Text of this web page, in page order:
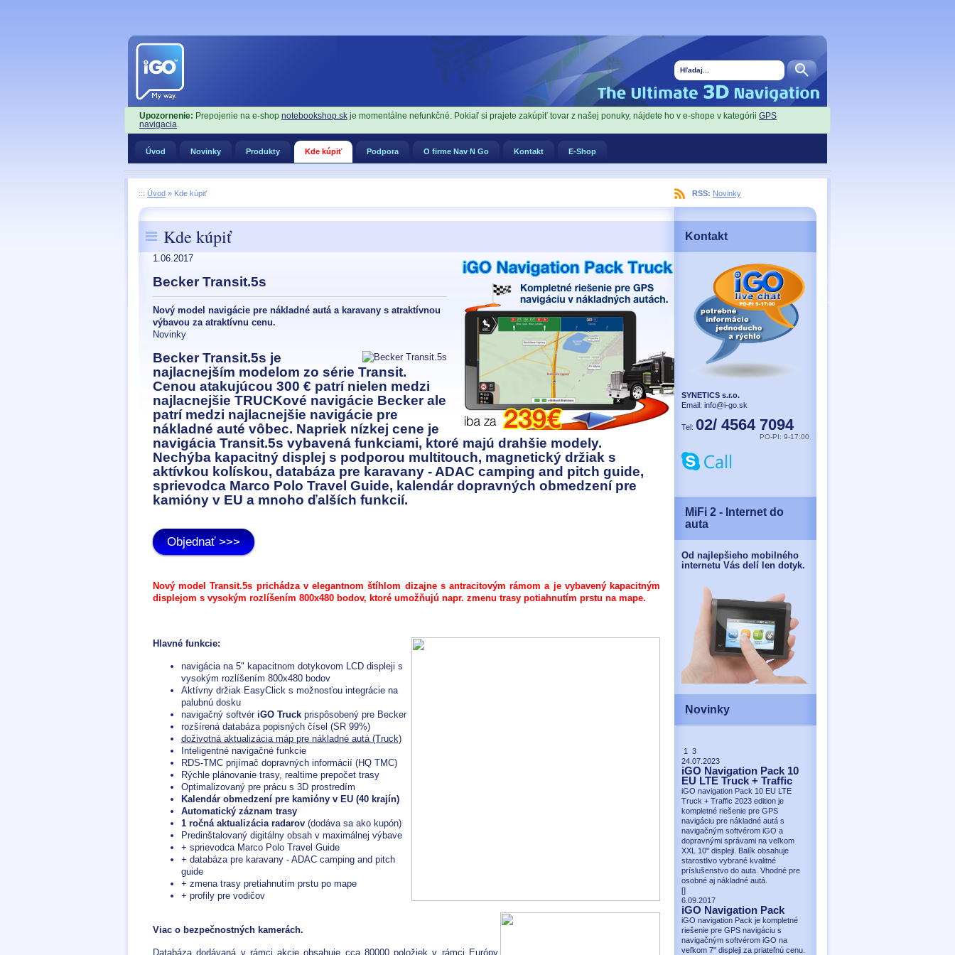
Upozornenie: Prepojenie na e-shop notebookshop.sk je momentálne nefunkčné. Pokiaľ si prajete zakúpiť tovar z našej ponuky, nájdete ho v e-shope v kategórii GPS
navigacia.
Úvod Novinky Produkty Kde kúpiť Podpora O firme Nav N Go Kontakt E-Shop
RSS: Novinky
::: Úvod » Kde kúpiť
Kde kúpiť
1.06.2017
Becker Transit.5s
Nový model navigácie pre nákladné autá a karavany s atraktívnou
výbavou za atraktívnu cenu.
Novinky
Becker Transit.5s je
najlacnejším modelom zo série Transit.
Cenou atakujúcou 300 € patrí nielen medzi
najlacnejšie TRUCKové navigácie Becker ale
patrí medzi najlacnejšie navigácie pre
nákladné auté vôbec. Napriek nízkej cene je
navigácia Transit.5s vybavená funkciami, ktoré majú drahšie modely.
Nechýba kapacitný displej s podporou multitouch, magnetický držiak s
aktívkou kolískou, databáza pre karavany - ADAC camping and pitch guide,
sprievodca Marco Polo Travel Guide, kalendár dopravných obmedzení pre
kamióny v EU a mnoho ďalších funkcií.
Objednať >>>
Nový model Transit.5s prichádza v elegantnom štíhlom dizajne s antracitovým rámom a je vybavený kapacitným
displejom s vysokým rozlíšením 800x480 bodov, ktoré umožňujú napr. zmenu trasy potiahnutím prstu na mape.
Hlavné funkcie:
navigácia na 5" kapacitnom dotykovom LCD displeji s
vysokým rozlíšením 800x480 bodov
Aktívny držiak EasyClick s možnosťou integrácie na
palubnú dosku
navigačný softvér iGO Truck prispôsobený pre Becker
rozšírená databáza popisných čísel (SR 99%)
doživotná aktualizácia máp pre nákladné autá (Truck)
Inteligentné navigačné funkcie
RDS-TMC prijímač dopravných informácií (HQ TMC)
Rýchle plánovanie trasy, realtime prepočet trasy
Optimalizovaný pre prácu s 3D prostredím
Kalendár obmedzení pre kamióny v EU (40 krajín)
Automatický záznam trasy
1 ročná aktualizácia radarov (dodáva sa ako kupón)
Predinštalovaný digitálny obsah v maximálnej výbave
+ sprievodca Marco Polo Travel Guide
+ databáza pre karavany - ADAC camping and pitch
guide
+ zmena trasy pretiahnutím prstu po mape
+ profily pre vodičov
Viac o bezpečnostných kamerách.
Databáza dodávaná v rámci akcie obsahuje cca 80000 položiek v rámci Európy.
Kontakt
SYNETICS s.r.o.
Email: info@i-go.sk
Tel: 02/ 4564 7094
PO-PI: 9-17:00
MiFi 2 - Internet do
auta
Od najlepšieho mobilného
internetu Vás delí len dotyk.
Novinky
1 3
24.07.2023
iGO Navigation Pack 10
EU LTE Truck + Traffic
iGO navigation Pack 10 EU LTE
Truck + Traffic 2023 edition je
kompletné riešenie pre GPS
navigáciu pre nákladné autá s
navigačným softvérom iGO a
dopravnými správami na veľkom
XXL 10" displeji. Balík obsahuje
starostlivo vybrané kvalitné
príslušenstvo do auta. Vhodné pre
osobné aj nákladné autá.
[]
6.09.2017
iGO Navigation Pack
iGO navigation Pack je kompletné
riešenie pre GPS navigáciu s
navigačným softvérom iGO na
veľkom 7" displeji za priateľnú cenu.